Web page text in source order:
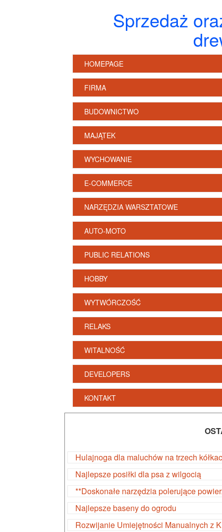
Sprzedaż
HOMEPAGE
FIRMA
BUDOWNICTWO
MAJĄTEK
WYCHOWANIE
E-COMMERCE
NARZĘDZIA WARSZTATOWE
AUTO-MOTO
PUBLIC RELATIONS
HOBBY
WYTWÓRCZOŚĆ
RELAKS
WITALNOŚĆ
DEVELOPERS
KONTAKT
Hulajnoga dla maluchów na trzech
Najlepsze posiłki dla psa z wilgocią
**Doskonałe narzędzia polerujące
Najlepsze baseny do ogrodu
Rozwijanie Umiejętności Manualnych z